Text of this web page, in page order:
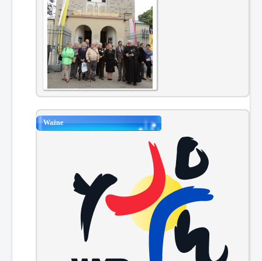
Ważne